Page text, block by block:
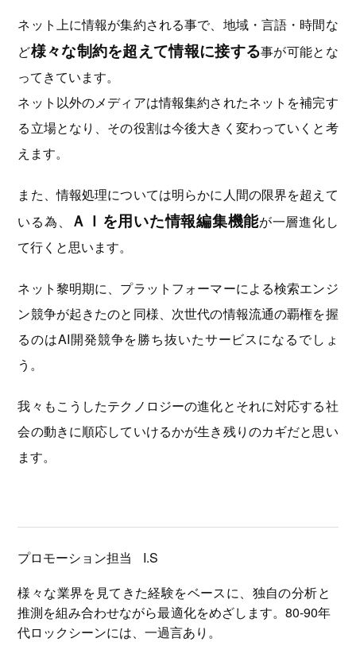
ネット上に情報が集約される事で、地域・言語・時間な
ど様々な制約を超えて情報に接する事が可能とな
ってきています。
ネット以外のメディアは情報集約されたネットを補完す
る立場となり、その役割は今後大きく変わっていくと考
えます。
また、情報処理については明らかに人間の限界を超えて
いる為、
ＡＩを用いた情報編集機能が一層進化し
て行くと思います。
ネット黎明期に、プラットフォーマーによる検索エンジ
ン競争が起きたのと同様、次世代の情報流通の覇権を握
るのはAI開発競争を勝ち抜いたサービスになるでしょ
う。
我々もこうしたテクノロジーの進化とそれに対応する社
会の動きに順応していけるかが生き残りのカギだと思い
ます。
プロモーション担当
I.S
様々な業界を見てきた経験をベースに、独自の分析と
推測を組み合わせながら最適化をめざします。80-90年
代ロックシーンには、一過言あり。